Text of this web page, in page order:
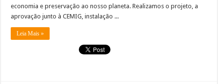
economia e preservação ao nosso planeta. Realizamos o projeto, a
aprovação junto à CEMIG, instalação ...
Leia Mais »